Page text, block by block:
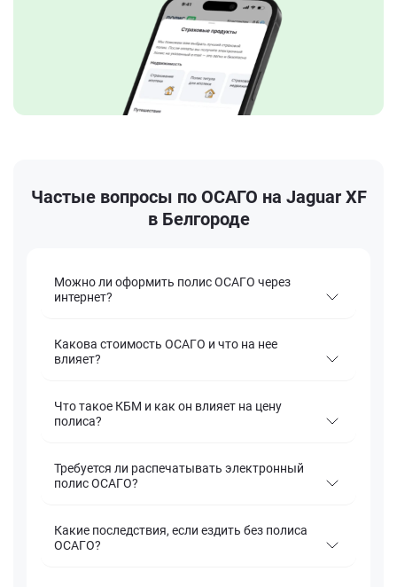
Частые вопросы по ОСАГО на Jaguar XF
в Белгороде
Можно ли оформить полис ОСАГО через
интернет?
Какова стоимость ОСАГО и что на нее
влияет?
Что такое КБМ и как он влияет на цену
полиса?
Требуется ли распечатывать электронный
полис ОСАГО?
Какие последствия, если ездить без полиса
ОСАГО?